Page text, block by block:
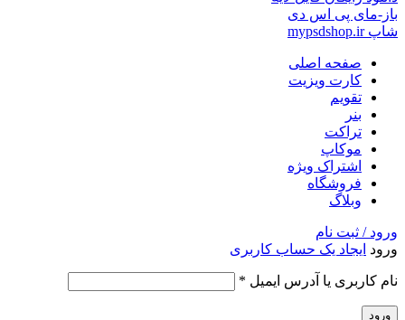
صفحه اصلی
کارت ویزیت
تقویم
بنر
تراکت
موکاپ
اشتراک ویژه
فروشگاه
وبلاگ
ورود / ثبت نام
ورود ایجاد یک حساب کاربری
نام کاربری یا آدرس ایمیل *
ورود